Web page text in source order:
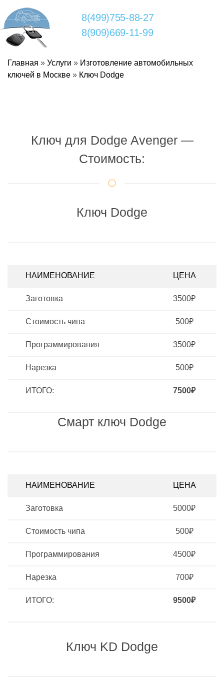
8(499)755-88-27
8(909)669-11-99
Главная » Услуги » Изготовление автомобильных
ключей в Москве » Ключ Dodge
Ключ для Dodge Avenger —
Стоимость:
Ключ Dodge
НАИМЕНОВАНИЕ ЦЕНА
Заготовка 3500₽
Стоимость чипа 500₽
Программирования 3500₽
Нарезка 500₽
ИТОГО: 7500₽
Смарт ключ Dodge
НАИМЕНОВАНИЕ ЦЕНА
Заготовка 5000₽
Стоимость чипа 500₽
Программирования 4500₽
Нарезка 700₽
ИТОГО: 9500₽
Ключ KD Dodge